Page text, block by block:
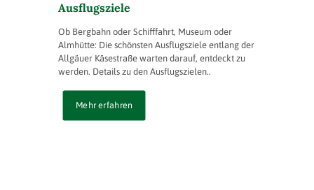
Ausflugsziele
Ob Bergbahn oder Schifffahrt, Museum oder
Almhütte: Die schönsten Ausflugsziele entlang der
Allgäuer Käsestraße warten darauf, entdeckt zu
werden. Details zu den Ausflugszielen..
Mehr erfahren